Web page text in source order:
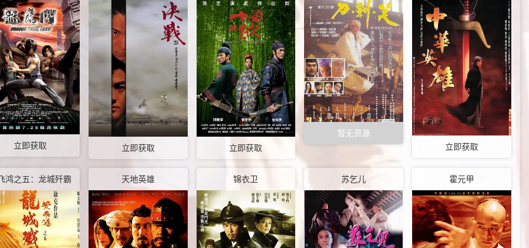
立即获取 立即获取 立即获取
暂无资源
立即获取
鸿之五：龙城歼霸 天地英雄 锦衣卫 苏乞儿 霍元甲